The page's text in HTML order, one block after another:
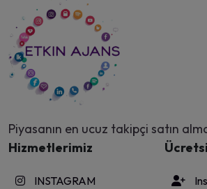
Piyasanın en ucuz takipçi satın
Hizmetlerimiz
INSTAGRAM